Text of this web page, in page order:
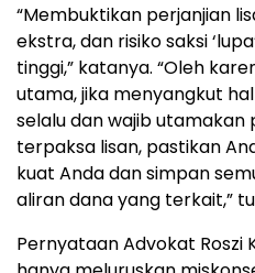
“Membuktikan perjanjian
ekstra, dan risiko saksi
tinggi,” katanya. “Oleh
utama, jika menyangkut
selalu dan wajib utamakan
terpaksa lisan, pastikan
kuat Anda dan simpan
aliran dana yang terkait,”
Pernyataan Advokat Roszi